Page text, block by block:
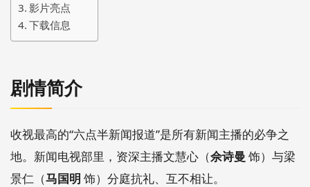
影片亮点
下载信息
剧情简介
收视最高的“六点半新闻报道”是所有新闻主播的必争之
地。新闻电视部里，资深主播文慧心（佘诗曼 饰）与梁
景仁（马国明 饰）分庭抗礼、互不相让。